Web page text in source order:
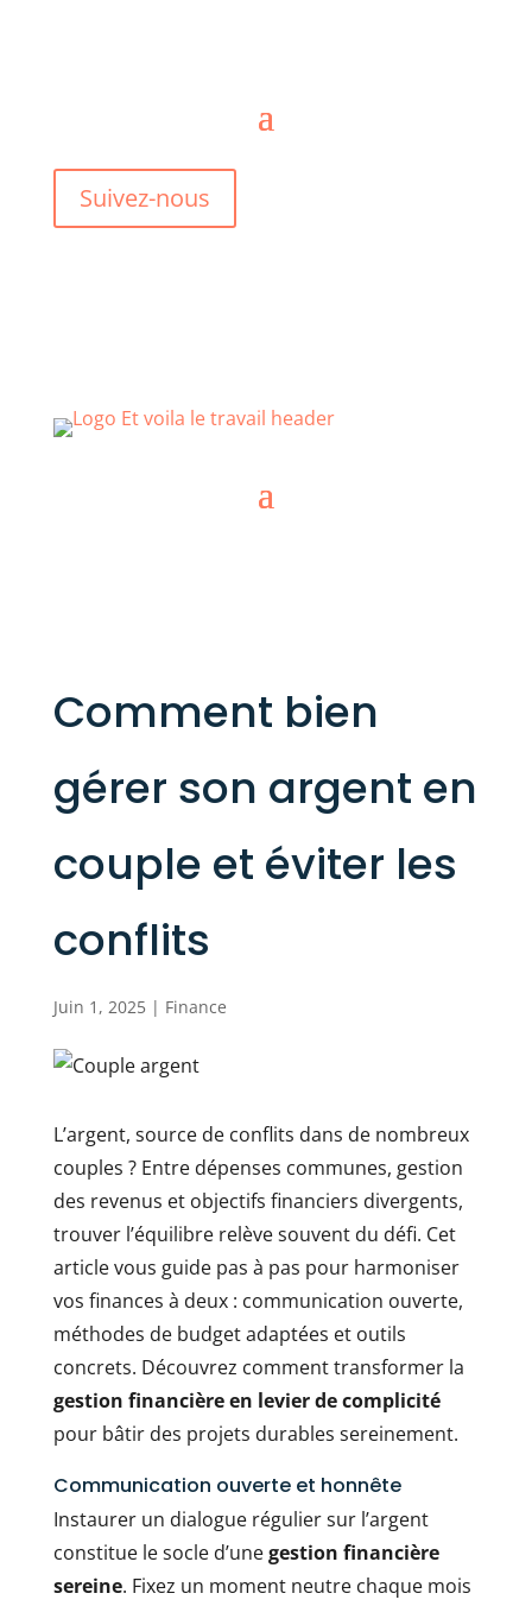
Suivez-nous
Comment bien
gérer son argent en
couple et éviter les
conflits
Juin 1, 2025| Finance
L’argent, source de conflits dans de nombreux
couples ? Entre dépenses communes, gestion
des revenus et objectifs financiers divergents,
trouver l’équilibre relève souvent du défi. Cet
article vous guide pas à pas pour harmoniser
vos finances à deux : communication ouverte,
méthodes de budget adaptées et outils
concrets. Découvrez comment transformer la
gestion financière en levier de complicité
pour bâtir des projets durables sereinement.
Communication ouverte et honnête
Instaurer un dialogue régulier sur l’argent
constitue le socle d’unegestion financière
sereine. Fixez un moment neutre chaque mois